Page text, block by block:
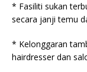
* Fasiliti sukan
secara janji temu
* Kelonggaran
hairdresser dan